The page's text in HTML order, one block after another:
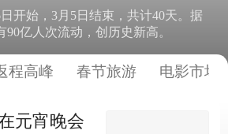
开始，3月5日结束，共计40天。据
亿人次流动，创历史新高。
程高峰 春节旅游 电影市场
元宵晚会